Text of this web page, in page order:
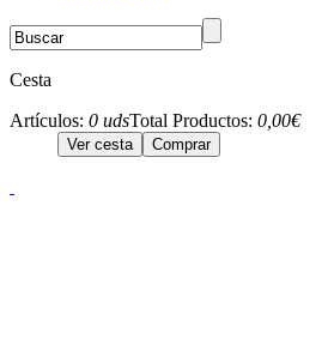
Cesta
Artículos: 0 udsTotal Productos: 0,00€